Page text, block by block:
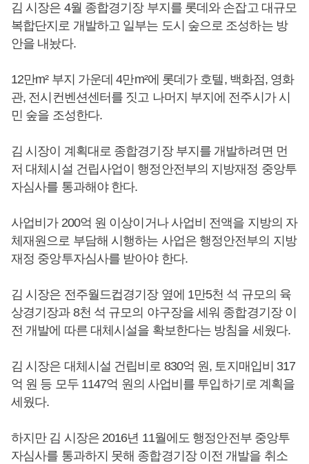
김 시장은 4월 종합경기장 부지를 롯데와 손잡고 대규모
복합단지로 개발하고 일부는 도시 숲으로 조성하는 방
안을 내놨다.
12만m² 부지 가운데 4만m²에 롯데가 호텔, 백화점, 영화
관, 전시컨벤션센터를 짓고 나머지 부지에 전주시가 시
민 숲을 조성한다.
김 시장이 계획대로 종합경기장 부지를 개발하려면 먼
저 대체시설 건립사업이 행정안전부의 지방재정 중앙투
자심사를 통과해야 한다.
사업비가 200억 원 이상이거나 사업비 전액을 지방의 자
체재원으로 부담해 시행하는 사업은 행정안전부의 지방
재정 중앙투자심사를 받아야 한다.
김 시장은 전주월드컵경기장 옆에 1만5천 석 규모의 육
상경기장과 8천 석 규모의 야구장을 세워 종합경기장 이
전 개발에 따른 대체시설을 확보한다는 방침을 세웠다.
김 시장은 대체시설 건립비로 830억 원, 토지매입비 317
억 원 등 모두 1147억 원의 사업비를 투입하기로 계획을
세웠다.
하지만 김 시장은 2016년 11월에도 행정안전부 중앙투
자심사를 통과하지 못해 종합경기장 이전 개발을 취소